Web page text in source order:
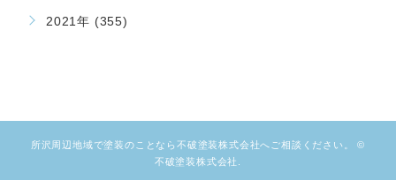
2021年 (355)
所沢周辺地域で塗装のことなら不破塗装株式会社へご相談ください。 ©
不破塗装株式会社.